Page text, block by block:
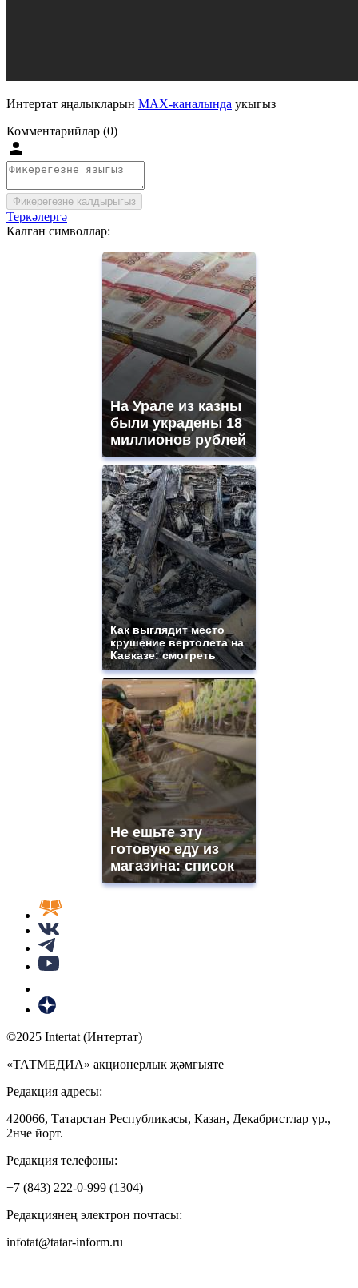
Интертат яңалыкларын MAX-каналында укыгыз
Комментарийлар (0)
Фикерегезне калдырыгыз
Теркәлергә
Калган символлар:
На Урале из казны
были украдены 18
миллионов рублей
Как выглядит место
крушение вертолета на
Кавказе: смотреть
Не ешьте эту
готовую еду из
магазина: список
©2025 Intertat (Интертат)
«ТАТМЕДИА» акционерлык җәмгыяте
Редакция адресы:
420066, Татарстан Республикасы, Казан, Декабристлар ур.,
2нче йорт.
Редакция телефоны:
+7 (843) 222-0-999 (1304)
Редакциянең электрон почтасы:
infotat@tatar-inform.ru